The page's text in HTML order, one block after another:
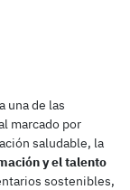
una de las
marcado por
saludable, la
y el talento
sostenibles,